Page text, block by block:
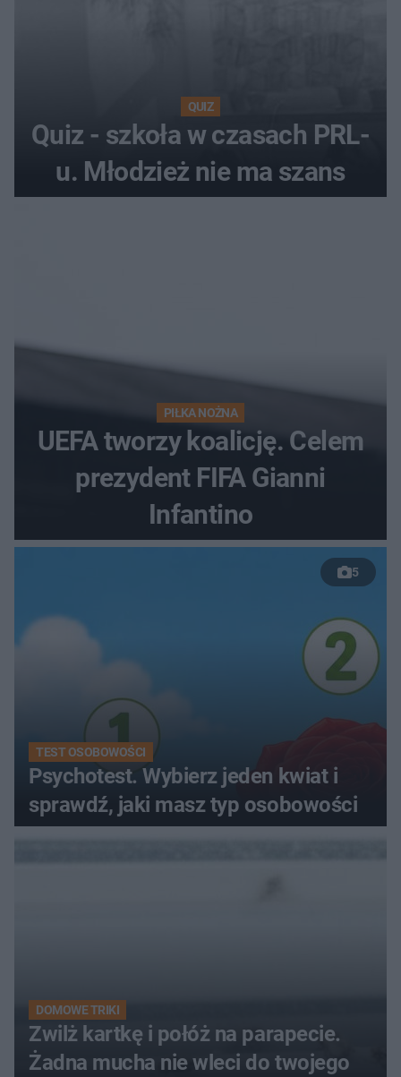
QUIZ
Quiz - szkoła w czasach PRL-
u. Młodzież nie ma szans
PIŁKA NOŻNA
UEFA tworzy koalicję. Celem
prezydent FIFA Gianni
Infantino
5
TEST OSOBOWOŚCI
Psychotest. Wybierz jeden kwiat i
sprawdź, jaki masz typ osobowości
DOMOWE TRIKI
Zwilż kartkę i połóż na parapecie.
Żadna mucha nie wleci do twojego